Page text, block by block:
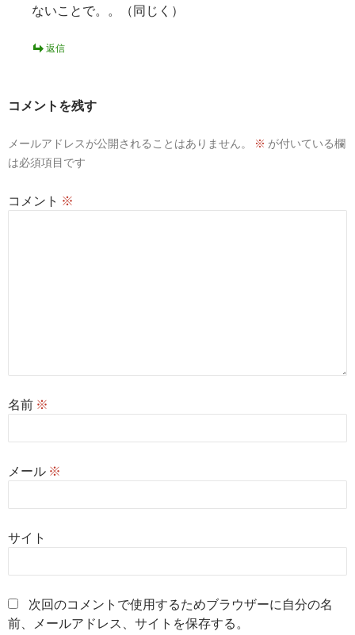
ないことで。。（同じく）
返信
コメントを残す
メールアドレスが公開されることはありません。 ※ が付いている欄
は必須項目です
コメント ※
名前 ※
メール ※
サイト
次回のコメントで使用するためブラウザーに自分の名
前、メールアドレス、サイトを保存する。